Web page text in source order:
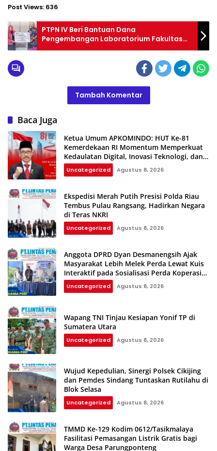
Post Views: 636
PTPN IV Beri Bantuan Dana
Pengembangan Laboratorium Fakultas
Pertanian USU
Tambah Komentar
Baca Juga
Ketua Umum APKOMINDO: HUT Ke-81
Kemerdekaan RI Momentum Memperkuat
Kedaulatan Digital, Inovasi Teknologi, dan
Kepastian Hukum Menuju Indonesia Emas
2045
Uncategorized Agustus 8, 2026
Ekspedisi Merah Putih Presisi Polda Riau
Tembus Pulau Rangsang, Hadirkan Negara
di Teras NKRI
Uncategorized Agustus 8, 2026
Anggota DPRD Dyan Desmanengsih Ajak
Masyarakat Lebih Melek Perda Lewat Kuis
Interaktif pada Sosialisasi Perda Koperasi
dan UMKM
Uncategorized Agustus 8, 2026
Wapang TNI Tinjau Kesiapan Yonif TP di
Sumatera Utara
Uncategorized Agustus 8, 2026
Wujud Kepedulian, Sinergi Polsek Cikijing
dan Pemdes Sindang Tuntaskan Rutilahu di
Blok Selasa‎‎
Uncategorized Agustus 8, 2026
TMMD Ke-129 Kodim 0612/Tasikmalaya
Fasilitasi Pemasangan Listrik Gratis bagi
Warga Desa Parungponteng